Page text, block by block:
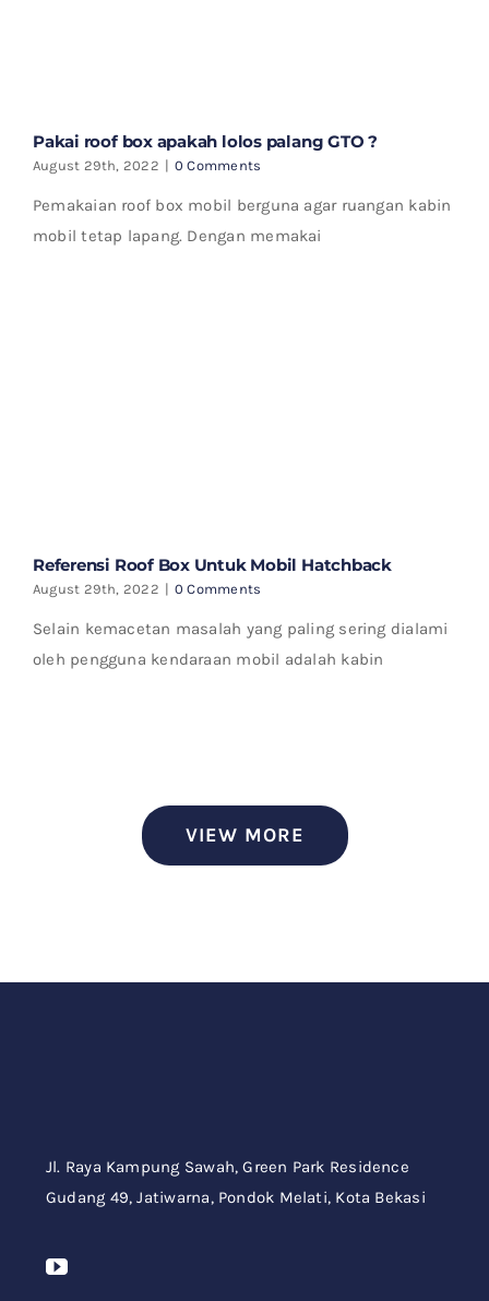
Pakai roof box apakah lolos palang GTO ?
August 29th, 2022 | 0 Comments
Pemakaian roof box mobil berguna agar ruangan kabin
mobil tetap lapang. Dengan memakai
Referensi Roof Box Untuk Mobil Hatchback
August 29th, 2022 | 0 Comments
Selain kemacetan masalah yang paling sering dialami
oleh pengguna kendaraan mobil adalah kabin
VIEW MORE
Jl. Raya Kampung Sawah,Green Park Residence
Gudang 49,Jatiwarna, Pondok Melati, Kota Bekasi